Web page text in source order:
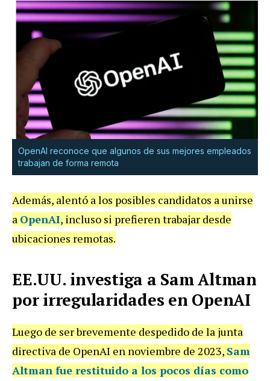
OpenAI reconoce que algunos de sus mejores empleados
trabajan de forma remota
Además, alentó a los posibles candidatos a unirse
a OpenAI, incluso si prefieren trabajar desde
ubicaciones remotas.
EE.UU. investiga a Sam Altman
por irregularidades en OpenAI
Luego de ser brevemente despedido de la junta
directiva de OpenAI en noviembre de 2023, Sam
Altman fue restituido a los pocos días como